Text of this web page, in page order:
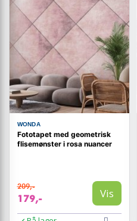
WONDA
Fototapet med geometrisk
flisemønster i rosa nuancer
209,-
179,- Vis